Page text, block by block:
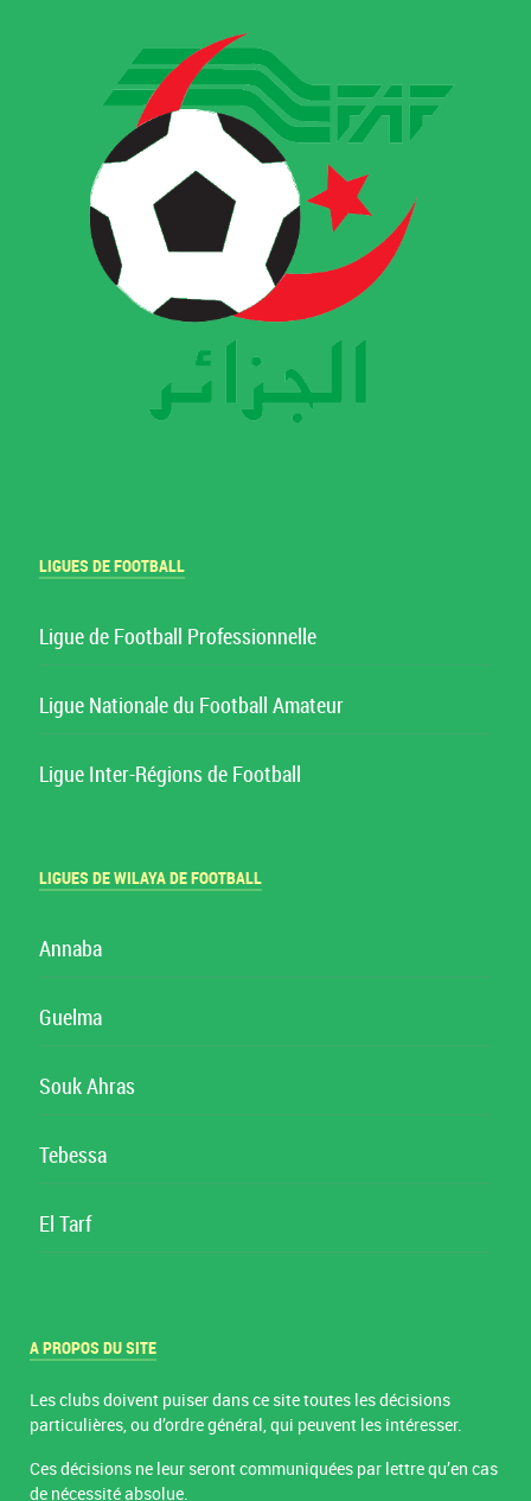
LIGUES DE FOOTBALL
Ligue de Football Professionnelle
Ligue Nationale du Football Amateur
Ligue Inter-Régions de Football
LIGUES DE WILAYA DE FOOTBALL
Annaba
Guelma
Souk Ahras
Tebessa
El Tarf
A PROPOS DU SITE
Les clubs doivent puiser dans ce site toutes les décisions
particulières, ou d’ordre général, qui peuvent les intéresser.
Ces décisions ne leur seront communiquées par lettre qu’en cas
de nécessité absolue.